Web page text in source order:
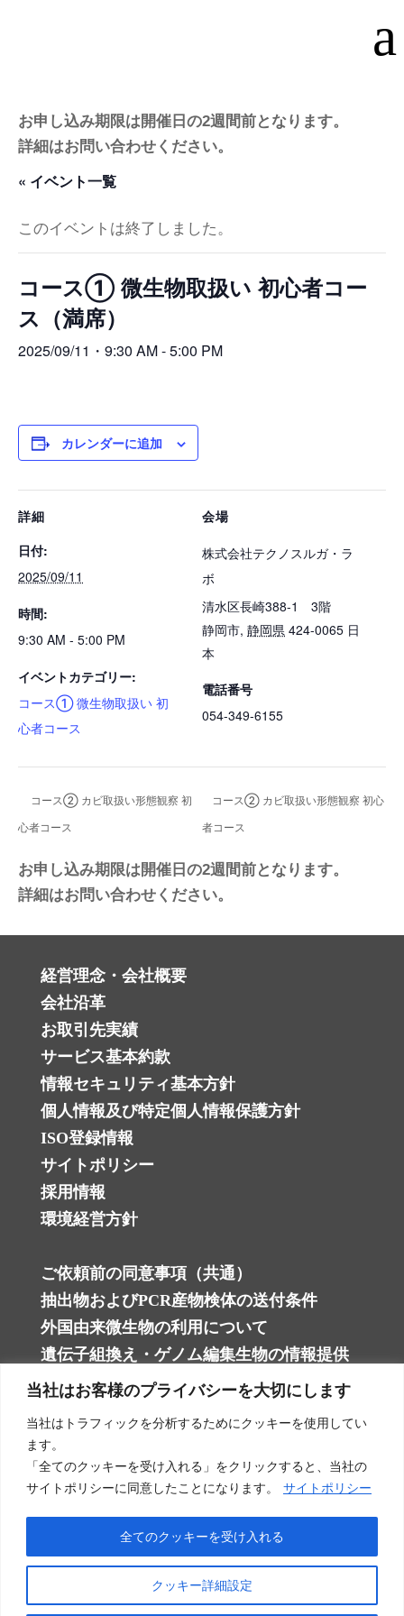
当社はお客様のプライバシーを大切にします
当社はトラフィックを分析するためにクッキーを使用してい
ます。
「全てのクッキーを受け入れる」をクリックすると、当社の
サイトポリシーに同意したことになります。
サイトポリシー
クッキー詳細設定
全てのクッキーを受け入れる
a
お申し込み期限は開催日の2週間前となります。
詳細はお問い合わせください。
« イベント一覧
このイベントは終了しました。
コース① 微生物取扱い 初心者コー
ス（満席）
2025/09/11・9:30 AM-5:00 PM
カレンダーに追加
詳細
日付:
2025/09/11
時間:
9:30 AM - 5:00 PM
イベントカテゴリー:
コース① 微生物取扱い 初
心者コース
会場
株式会社テクノスルガ・ラ
ボ
清水区長崎388-1 3階
静岡市, 静岡県 424-0065 日
本
電話番号
054-349-6155
コース② カビ取扱い形態観察 初
心者コース
コース② カビ取扱い形態観察 初心
者コース
お申し込み期限は開催日の2週間前となります。
詳細はお問い合わせください。
経営理念・会社概要
会社沿革
お取引先実績
サービス基本約款
情報セキュリティ基本方針
個人情報及び特定個人情報保護方針 ‎
ISO登録情報
サイトポリシー
採用情報
環境経営方針
ご依頼前の同意事項（共通）
抽出物およびPCR産物検体の送付条件
外国由来微生物の利用について
遺伝子組換え・ゲノム編集生物の情報提供
カビに関する試験
酵母に関する試験
衛生管理向けの試験
研究向けの試験
生体検体向けの試験